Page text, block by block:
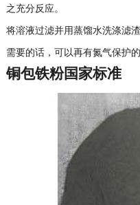
之充分反应。
将溶液过滤并用蒸馏水洗涤滤渣
需要的话，可以再有氮气保护
铜包铁粉国家标准